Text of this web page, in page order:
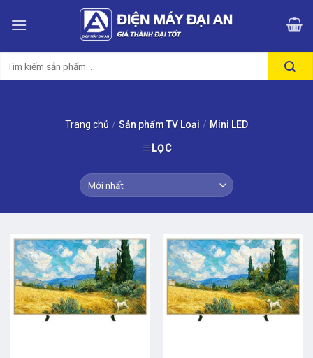
kiếm:
Trang chủ / Sản phẩm TV Loại / Mini LED
LỌC